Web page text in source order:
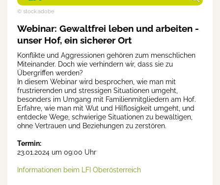
© stock.adobe
Webinar: Gewaltfrei leben und arbeiten -
unser Hof, ein sicherer Ort
Konflikte und Aggressionen gehören zum menschlichen
Miteinander. Doch wie verhindern wir, dass sie zu
Übergriffen werden?
In diesem Webinar wird besprochen, wie man mit
frustrierenden und stressigen Situationen umgeht,
besonders im Umgang mit Familienmitgliedern am Hof.
Erfahre, wie man mit Wut und Hilflosigkeit umgeht, und
entdecke Wege, schwierige Situationen zu bewältigen,
ohne Vertrauen und Beziehungen zu zerstören.
Termin:
23.01.2024 um 09:00 Uhr
Informationen beim LFI Oberösterreich